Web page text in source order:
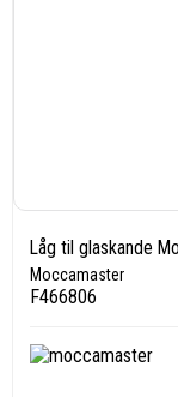
Låg til glaskande
Moccamaster
F466806